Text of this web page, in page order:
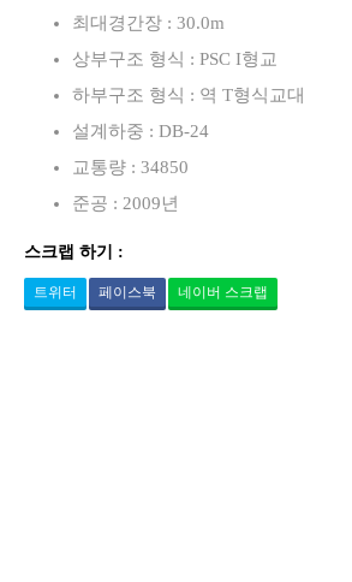
최대경간장 : 30.0m
상부구조 형식 : PSC I형교
하부구조 형식 : 역 T형식교대
설계하중 : DB-24
교통량 : 34850
준공 : 2009년
스크랩 하기 :
트위터 페이스북 네이버 스크랩